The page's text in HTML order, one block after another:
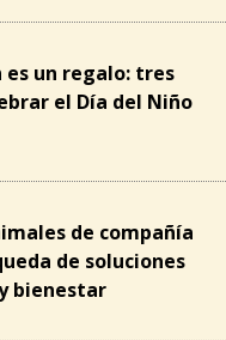
un regalo: tres
el Día del Niño
de compañía
de soluciones
bienestar